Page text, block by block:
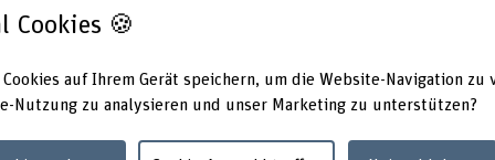
Cookies 🍪
auf Ihrem Gerät speichern, um die Website-Navigation zu
Nutzung zu analysieren und unser Marketing zu unterstützen?